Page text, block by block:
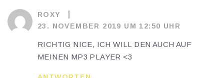
ROXY
23. NOVEMBER 2019 UM 12:50 UHR
RICHTIG NICE, ICH WILL DEN AUCH AUF
MEINEN MP3 PLAYER <3